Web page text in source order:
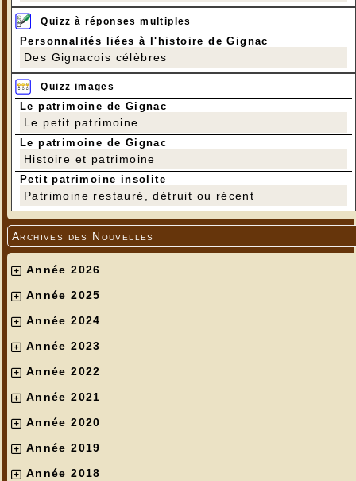
Quizz à réponses multiples
Personnalités liées à l'histoire de Gignac
Des Gignacois célèbres
Quizz images
Le patrimoine de Gignac
Le petit patrimoine
Le patrimoine de Gignac
Histoire et patrimoine
Petit patrimoine insolite
Patrimoine restauré, détruit ou récent
Archives des Nouvelles
Année 2026
Année 2025
Année 2024
Année 2023
Année 2022
Année 2021
Année 2020
Année 2019
Année 2018